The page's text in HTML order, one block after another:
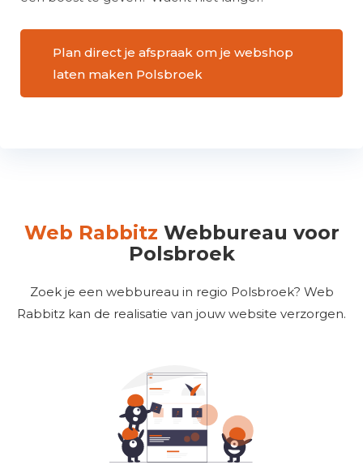
Plan direct je afspraak om je webshop
laten maken Polsbroek
Web Rabbitz Webbureau voor
Polsbroek
Zoek je een webbureau in regio Polsbroek? Web
Rabbitz kan de realisatie van jouw website verzorgen.